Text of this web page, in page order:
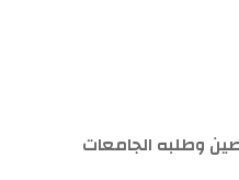
وطلبه الجامعات